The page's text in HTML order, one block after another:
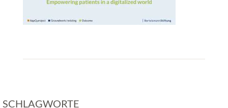
SCHLAGWORTE